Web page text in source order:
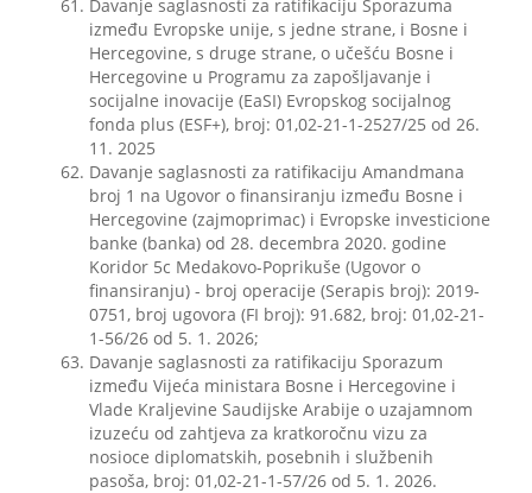
Davanje saglasnosti za ratifikaciju Sporazuma
između Evropske unije, s jedne strane, i Bosne i
Hercegovine, s druge strane, o učešću Bosne i
Hercegovine u Programu za zapošljavanje i
socijalne inovacije (EaSI) Evropskog socijalnog
fonda plus (ESF+), broj: 01,02-21-1-2527/25 od 26.
11. 2025
Davanje saglasnosti za ratifikaciju Amandmana
broj 1 na Ugovor o finansiranju između Bosne i
Hercegovine (zajmoprimac) i Evropske investicione
banke (banka) od 28. decembra 2020. godine
Koridor 5c Medakovo-Poprikuše (Ugovor o
finansiranju) - broj operacije (Serapis broj): 2019-
0751, broj ugovora (FI broj): 91.682, broj: 01,02-21-
1-56/26 od 5. 1. 2026;
Davanje saglasnosti za ratifikaciju Sporazum
između Vijeća ministara Bosne i Hercegovine i
Vlade Kraljevine Saudijske Arabije o uzajamnom
izuzeću od zahtjeva za kratkoročnu vizu za
nosioce diplomatskih, posebnih i službenih
pasoša, broj: 01,02-21-1-57/26 od 5. 1. 2026.